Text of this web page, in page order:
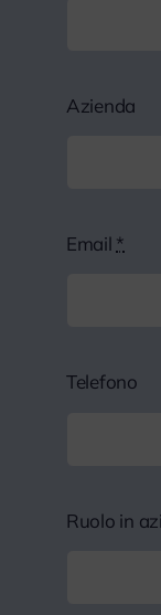
Azienda
Email *
Telefono
Ruolo in